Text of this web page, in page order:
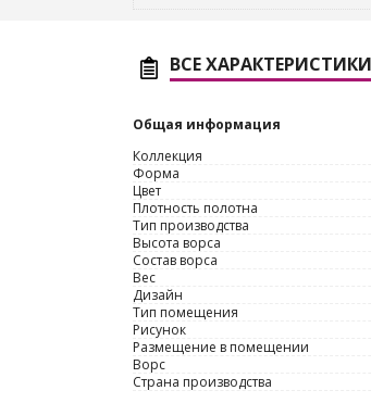
ВСЕ ХАРАКТЕРИСТИКИ
Общая информация
Коллекция
Форма
Цвет
Плотность полотна
Тип производства
Высота ворса
Состав ворса
Вес
Дизайн
Тип помещения
Рисунок
Размещение в помещении
Ворс
Страна производства